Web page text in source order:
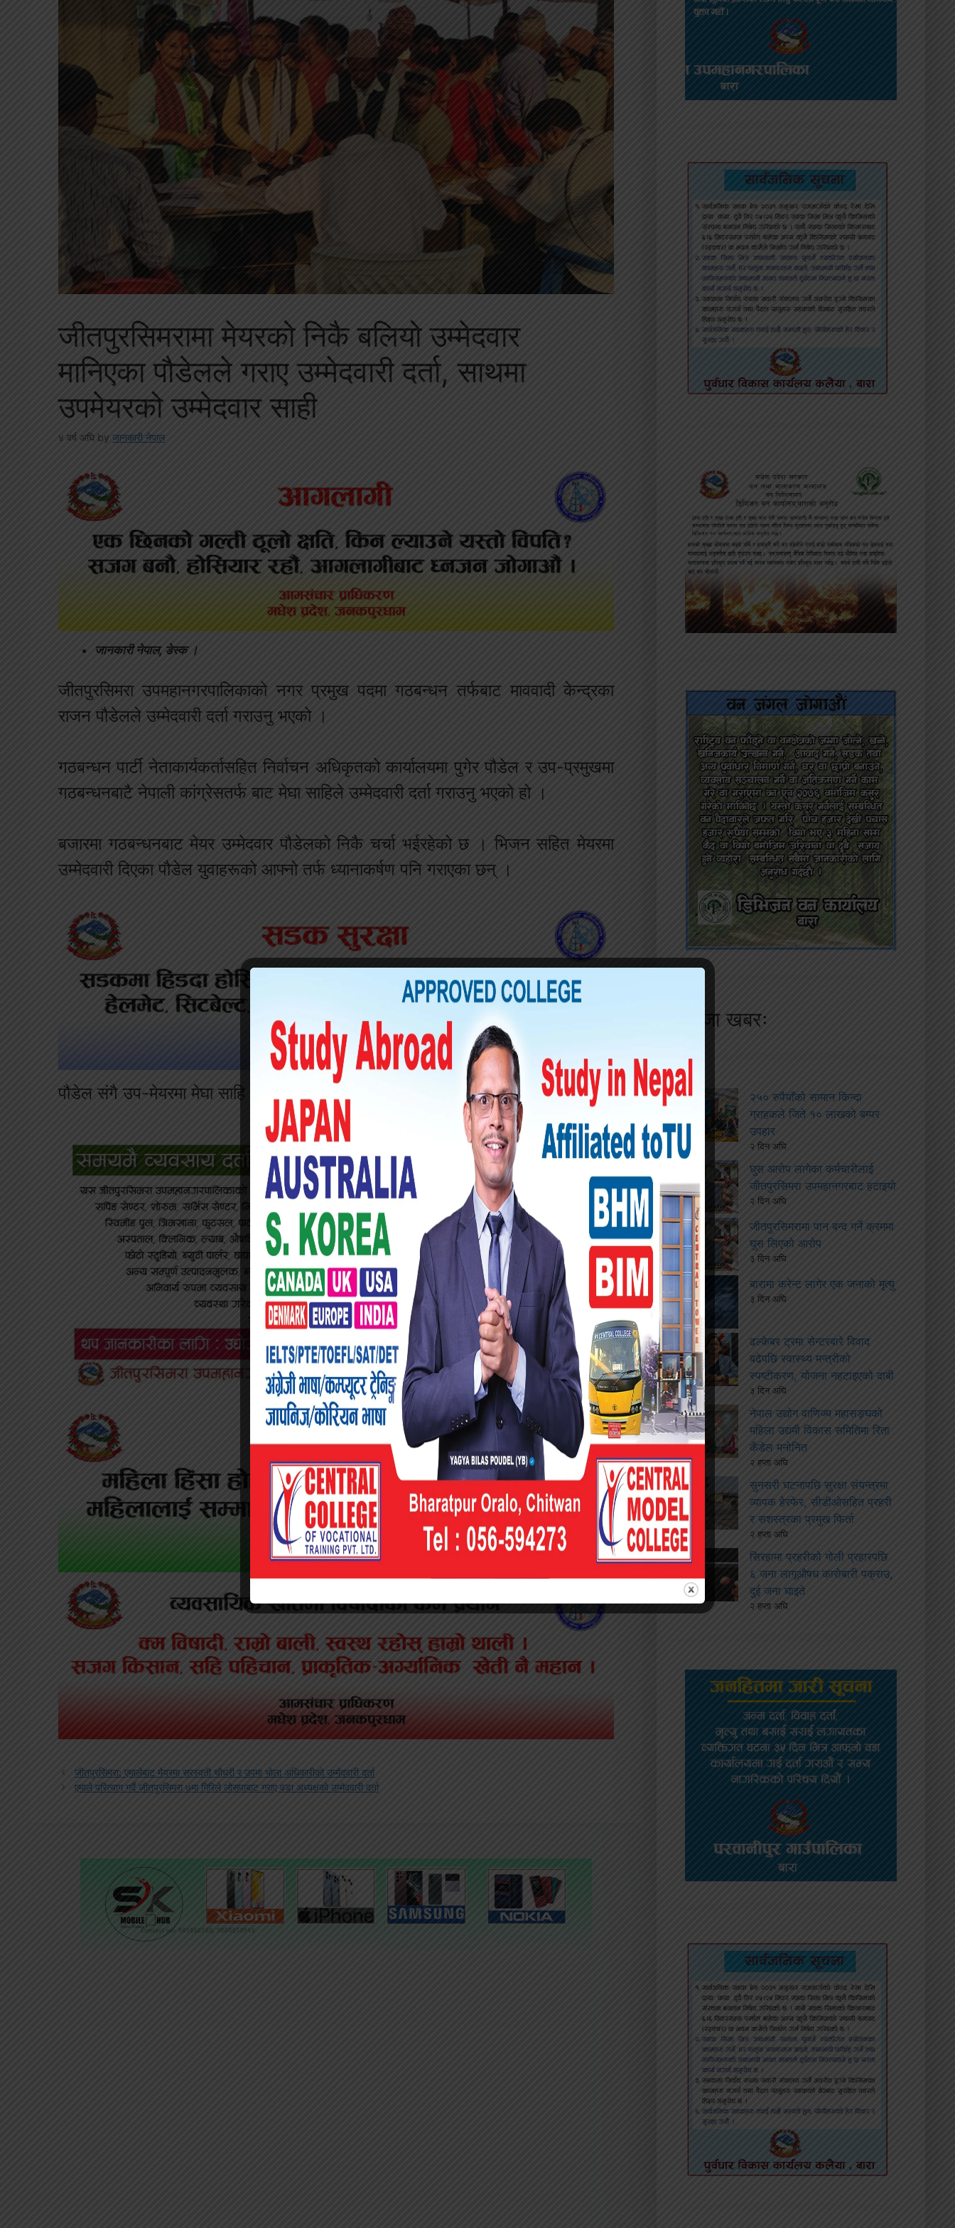
जीतपुरसिमरामा मेयरको निकै बलियो उम्मेदवार
मानिएका पौडेलले गराए उम्मेदवारी दर्ता, साथमा
उपमेयरको उम्मेदवार साही
४ वर्ष अघि by जानकारी नेपाल
जानकारी नेपाल, डेस्क ।
जीतपुरसिमरा उपमहानगरपालिकाको नगर प्रमुख पदमा गठबन्धन तर्फबाट माववादी केन्द्रका
राजन पौडेलले उम्मेदवारी दर्ता गराउनु भएको ।
गठबन्धन पार्टी नेताकार्यकर्तासहित निर्वाचन अधिकृतको कार्यालयमा पुगेर पौडेल र उप-प्रमुखमा
गठबन्धनबाटै नेपाली कांग्रेसतर्फ बाट मेघा साहिले उम्मेदवारी दर्ता गराउनु भएको हो ।
बजारमा गठबन्धनबाट मेयर उम्मेदवार पौडेलक‍ो निकै चर्चा भईरहेको छ । भिजन सहित मेयरमा
उम्मेदवारी दिएका पौडेल युवाहरूको आफ्नो तर्फ ध्यानाकर्षण पनि गराएका छन् ।
पौडेल संगै उप-मेयरमा मेघा साहि पनि उपमहानगरको एक बलियो उम्मेदवार पनि हुन् ।
जीतपुरसिमरा: एमालेबाट मेयरमा सरस्वती चौधरी र उपमा भोला अधिकारीको उम्मेदवारी दर्ता
एमाले परित्याग गर्दै जीतपुरसिमरा ७मा गिरिले लोसपाबाट गराए वडा अध्यक्षको उम्मेदवारी दर्ता
ताजा खबरः
२५० रुपैयाँको सामान किन्दा
ग्राहकले जिते १० लाखको बम्पर
उपहार
२ दिन अघि
घुस आरोप लागेका कर्मचारीलाई
जीतपुरसिमरा उपमहानगरबाट हटाइयो
२ दिन अघि
जीतपुरसिमरामा पान बन्द गर्ने क्रममा
घुस लिएको आरोप
३ दिन अघि
बारामा करेन्ट लागेर एक जनाको मृत्यु
३ दिन अघि
ढल्केबर ट्रमा सेन्टरबारे विवाद
बढेपछि स्वास्थ्य मन्त्रीको
स्पष्टीकरण, योजना नहटाइएको दाबी
३ दिन अघि
नेपाल उद्योग वाणिज्य महासङ्घको
महिला उद्यमी विकास समितिमा रिता
कँडेल मनोनित
२ हप्ता अघि
सुनसरी घटनापछि सुरक्षा संयन्त्रमा
व्यापक हेरफेर, सीडीओसहित प्रहरी
र सशस्त्रका प्रमुख फिर्ता
२ हप्ता अघि
सिरहामा प्रहरीको गोली प्रहारपछि
६ जना लागूऔषध कारोबारी पक्राउ,
दुई जना घाइते
२ हप्ता अघि